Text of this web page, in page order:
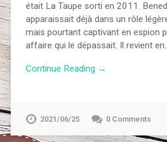
était La Taupe sorti en 2011.
apparaissait déjà dans un rôle
mais pourtant captivant en espion
affaire qui le dépassait. Il revient
Continue Reading →
2021/06/25 0 Comments